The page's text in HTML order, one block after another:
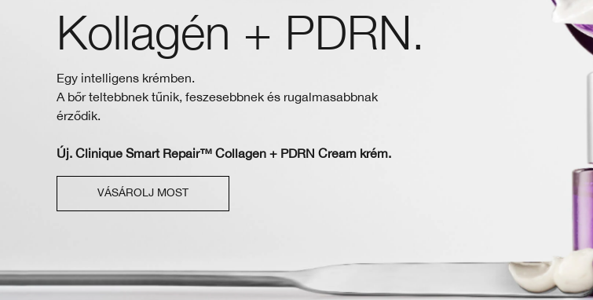
Kollagén + PDRN.
Egy intelligens krémben.
A bőr teltebbnek tűnik, feszesebbnek és rugalmasabbnak
érződik.
Új. Clinique Smart Repair™ Collagen + PDRN Cream krém.
VÁSÁROLJ MOST